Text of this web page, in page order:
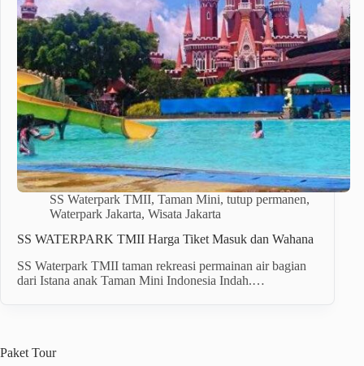
SS Waterpark TMII, Taman Mini, tutup permanen,
Waterpark Jakarta, Wisata Jakarta
SS WATERPARK TMII Harga Tiket Masuk dan Wahana
SS Waterpark TMII taman rekreasi permainan air bagian
dari Istana anak Taman Mini Indonesia Indah.…
Paket Tour